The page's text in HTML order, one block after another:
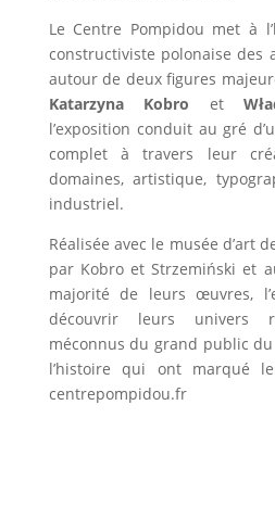
Le Centre Pompidou met à
constructiviste polonaise des
autour de deux figures
Katarzyna Kobro et
l’exposition conduit au gré
complet à travers leur
domaines, artistique,
industriel.
Réalisée avec le musée d’art
par Kobro et Strzemiński et
majorité de leurs œuvres,
découvrir leurs univers
méconnus du grand public
l’histoire qui ont marqué
centrepompidou.fr